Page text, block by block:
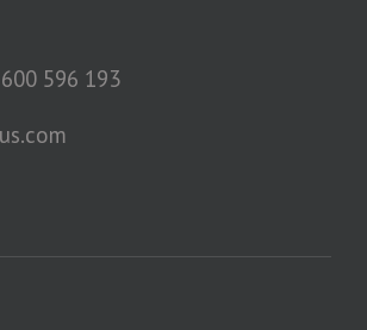
596 193